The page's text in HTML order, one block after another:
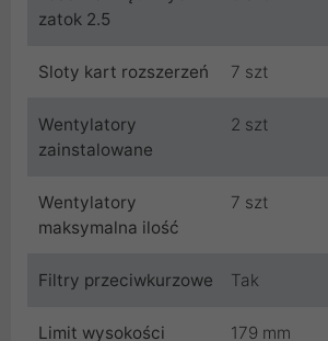
zatok 2.5
Sloty kart rozszerzeń 7 szt
Wentylatory
zainstalowane
2 szt
Wentylatory
maksymalna ilość
7 szt
Filtry przeciwkurzowe Tak
Limit wysokości
179 mm